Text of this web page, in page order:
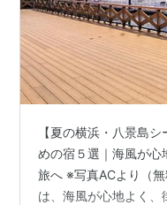
【夏の横浜・八景島
めの宿５選｜海風が心
旅へ ※写真ACより（
は、海風が心地よく